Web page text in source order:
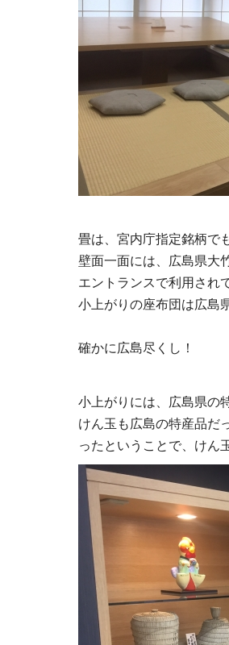
畳は、宮内庁指定銘柄で
壁面一面には、広島県大
エントランスで利用され
小上がりの座布団は広島
確かに広島尽くし！
小上がりには、広島県の
けん玉も広島の特産品だ
ったということで、けん